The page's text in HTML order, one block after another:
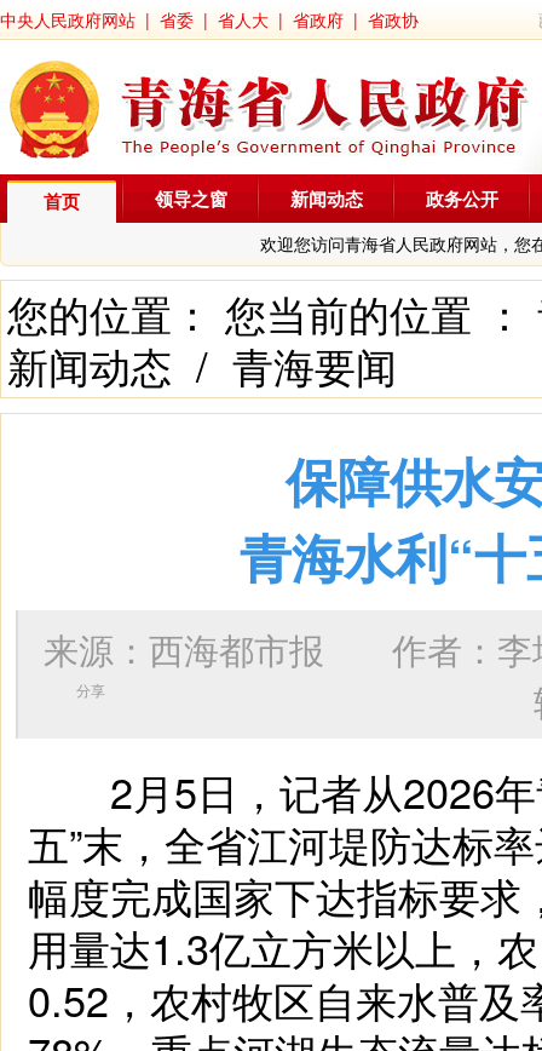
中央人民政府网站 | 省委 | 省人大 | 省政府 | 省政协
首页
欢迎您访问青海省人民政府网站，您
领导之窗 新闻动态 政务公开
您的位置： 您当前的位置 ：
新闻动态 / 青海要闻
保障供水
青海水利“
来源：西海都市报 作者：
分享
2月5日，记者从2026年
五”末，全省江河堤防达标
幅度完成国家下达指标要
用量达1.3亿立方米以上，
0.52，农村牧区自来水普